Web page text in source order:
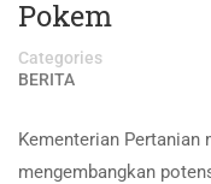
Pokem
Categories
BERITA
Kementerian Pertanian
mengembangkan